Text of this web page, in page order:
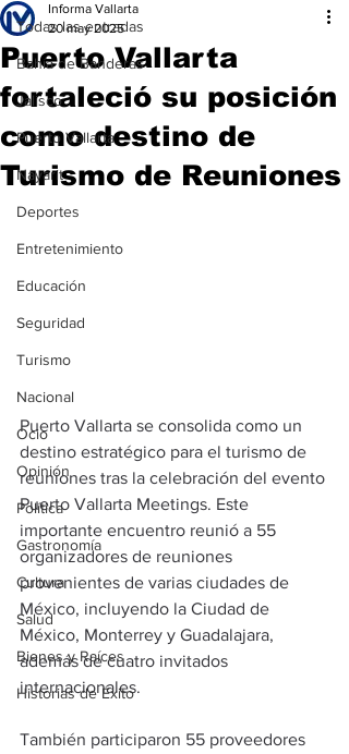
Todas las entradas
Bahía de Banderas
Jalisco
Puerto Vallarta
Nayarit
Deportes
Entretenimiento
Educación
Seguridad
Turismo
Nacional
Ocio
Opinión
Política
Gastronomía
Cultura
Salud
Bienes y Raíces
Historias de Éxito
Puerto Vallarta
fortaleció su posición
como destino de
Turismo de Reuniones
Informa Vallarta
20 may 2025
Puerto Vallarta se consolida como un
destino estratégico para el turismo de
reuniones tras la celebración del evento
Puerto Vallarta Meetings. Este
importante encuentro reunió a 55
organizadores de reuniones
provenientes de varias ciudades de
México, incluyendo la Ciudad de
México, Monterrey y Guadalajara,
además de cuatro invitados
internacionales.
También participaron 55 proveedores